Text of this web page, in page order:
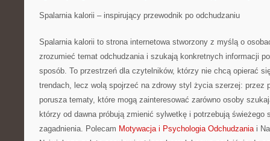
Spalarnia kalorii – inspirujący przewodnik po odchudzaniu
Spalarnia kalorii to strona internetowa stworzony z myślą o
zrozumieć temat odchudzania i szukają konkretnych informacji
sposób. To przestrzeń dla czytelników, którzy nie chcą opierać
trendach, lecz wolą spojrzeć na zdrowy styl życia szerzej: przez
porusza tematy, które mogą zainteresować zarówno osoby
którzy od dawna próbują zmienić sylwetkę i potrzebują świeżego
zagadnienia. Polecam Motywacja i Psychologia Odchudzaniai